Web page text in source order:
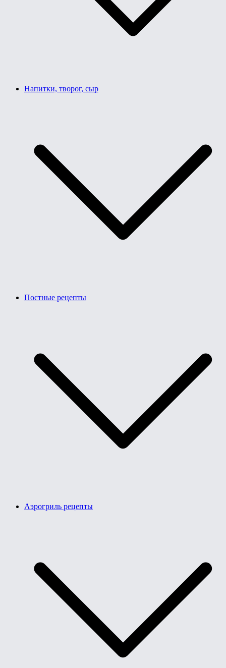
Напитки, творог, сыр
Постные рецепты
Аэрогриль рецепты